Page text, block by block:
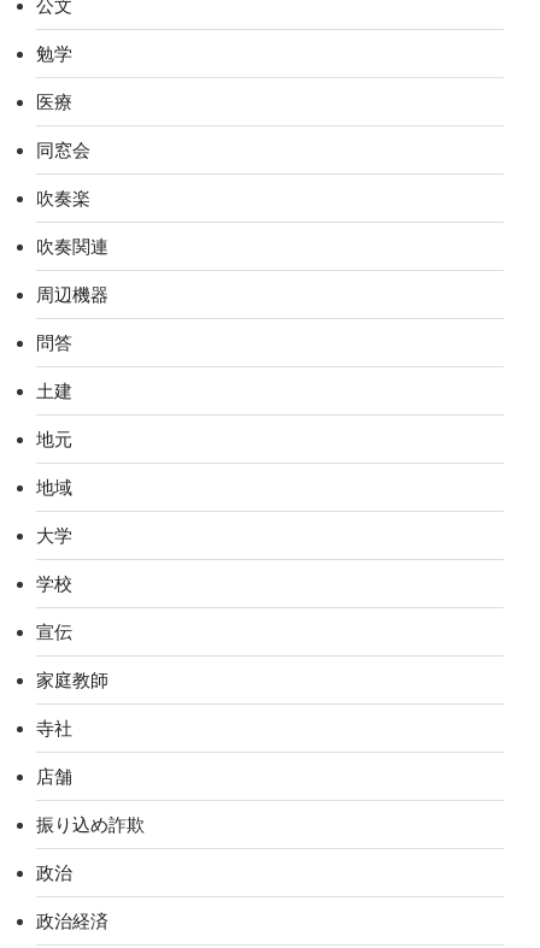
公文
勉学
医療
同窓会
吹奏楽
吹奏関連
周辺機器
問答
土建
地元
地域
大学
学校
宣伝
家庭教師
寺社
店舗
振り込め詐欺
政治
政治経済